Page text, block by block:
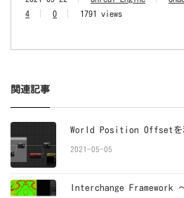
4
0 1791 views
関連記事
World Position Offsetを
2021-05-05
Interchange Framework